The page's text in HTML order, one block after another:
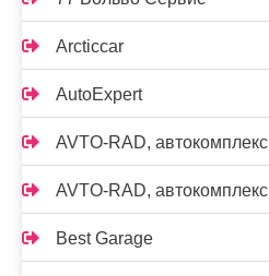
Arcticcar
AutoExpert
AVTO-RAD, автокомплекс
AVTO-RAD, автокомплекс
Best Garage